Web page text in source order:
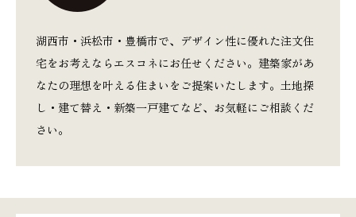
湖西市・浜松市・豊橋市で、デザイン性に優れた注文住
宅をお考えならエスコネにお任せください。建築家があ
なたの理想を叶える住まいをご提案いたします。土地探
し・建て替え・新築一戸建てなど、お気軽にご相談くだ
さい。